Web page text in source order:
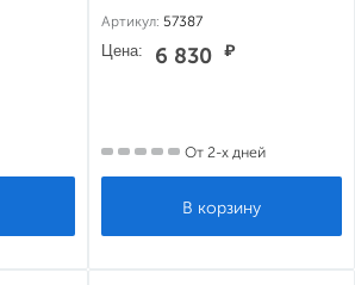
Артикул: 57387
Цена: 6 830 ₽
От 2-х дней